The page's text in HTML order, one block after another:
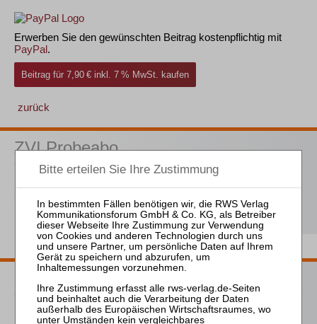
Erwerben Sie den gewünschten Beitrag kostenpflichtig mit
PayPal.
Beitrag für 7,90 € inkl. 7 % MwSt. kaufen
zurück
ZVI Probeabo
kostenfreie ZVI-online-Nutzung
Probe-Abo bestellen
Passende Bücher
Meyer